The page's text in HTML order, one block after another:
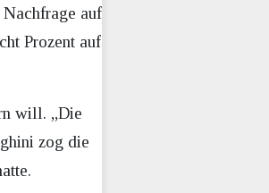
auf
Prozent auf
will. „Die
zog die